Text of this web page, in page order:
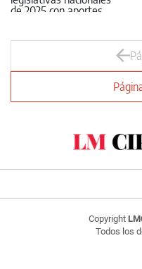
Copyright
Todos los